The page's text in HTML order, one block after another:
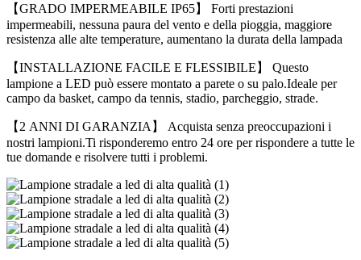
【GRADO IMPERMEABILE IP65】 Forti prestazioni
impermeabili, nessuna paura del vento e della pioggia, maggiore
resistenza alle alte temperature, aumentano la durata della lampada
【INSTALLAZIONE FACILE E FLESSIBILE】 Questo
lampione a LED può essere montato a parete o su palo.Ideale per
campo da basket, campo da tennis, stadio, parcheggio, strade.
【2 ANNI DI GARANZIA】 Acquista senza preoccupazioni i
nostri lampioni.Ti risponderemo entro 24 ore per rispondere a tutte le
tue domande e risolvere tutti i problemi.